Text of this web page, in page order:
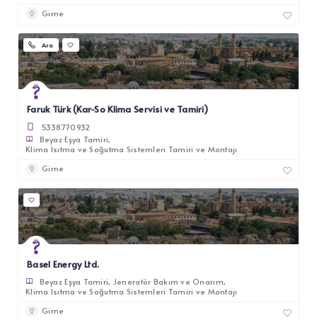
Girne
Ara
Faruk Türk (Kar-So Klima Servisi ve Tamiri)
5338770932
Beyaz Eşya Tamiri
Klima Isıtma ve Soğutma Sistemleri Tamiri ve Montajı
Girne
Basel Energy Ltd.
Beyaz Eşya Tamiri Jeneratör Bakım ve Onarım
Klima Isıtma ve Soğutma Sistemleri Tamiri ve Montajı
Girne